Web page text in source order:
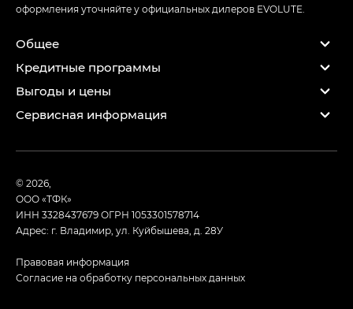
оформления уточняйте у официальных дилеров EVOLUTE.
Общее
Кредитные программы
Выгоды и цены
Сервисная информация
© 2026,
ООО «ТФК»
ИНН 3328437679ОГРН 1053301578714
Адрес: г. Владимир, ул. Куйбышева, д. 28У
Правовая информация
Согласие на обработку персональных данных